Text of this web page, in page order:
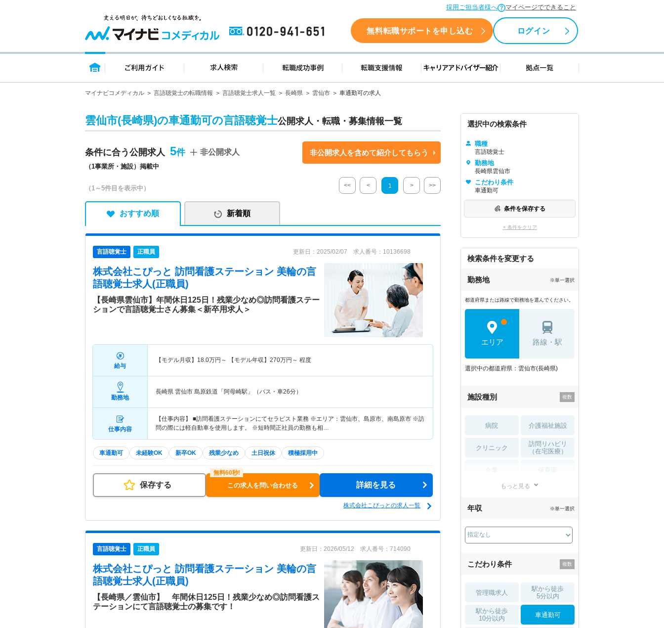
採用ご担当者様へ マイページでできること
0120-941-651 無料転職サポートを申し込む ログイン
トップページ ご利用ガイド 求人検索 転職成功事例 転職支援情報 キャリアアドバイザー紹介 拠点一覧
マイナビコメディカル 言語聴覚士の転職情報 言語聴覚士求人一覧 長崎県 雲仙市 車通勤可の求人
雲仙市(長崎県)の車通勤可の言語聴覚士公開求人・転職・募集情報一覧
条件に合う公開求人 5
（1事業所・施設）掲載中
非公開求人 非公開求人を含めて紹介してもらう
（1～5件目を表示中） << < 1 > >>
おすすめ順 新着順
言語聴覚士 正職員 更新日：2025/02/07 求人番号：10136698
株式会社こぴっと 訪問看護ステーション 美輪の言
語聴覚士求人(正職員)
【長崎県雲仙市】年間休日125日！残業少なめ◎訪問看護ステー
ションで言語聴覚士さん募集＜新卒用求人＞
給与
【モデル月収】 18.0万円～ 【モデル年収】 270万円～ 程度
勤務地
長崎県 雲仙市 島原鉄道「阿母崎駅」（バス・車26分）
仕事内容
【仕事内容】 ■訪問看護ステーションにてセラピスト業務 ※エリア：雲仙市、島原市、南島原市 ※訪
問の際には軽自動車を使用します。 ※短時間正社員の勤務も相…
車通勤可 未経験OK 新卒OK 残業少なめ 土日祝休 積極採用中
保存する この求人を問い合わせる 詳細を見る
株式会社こぴっとの求人一覧
言語聴覚士 正職員 更新日：2026/05/12 求人番号：714090
株式会社こぴっと 訪問看護ステーション 美輪の言
語聴覚士求人(正職員)
【長崎県／雲仙市】 年間休日125日！残業少なめ◎訪問看護ス
テーションにて言語聴覚士の募集です！
選択中の検索条件
職種
言語聴覚士
勤務地
長崎県雲仙市
こだわり条件
車通勤可
条件を保存する
× 条件をクリア
検索条件を変更する
勤務地 ※単一選択
都道府県または路線で勤務地を選んでください。
エリア 路線・駅
選択中の都道府県：雲仙市(長崎県)
施設種別
病院 介護福祉施設
クリニック
訪問リハビリ
（在宅医療）
薬局・
もっと見る
年収 ※単一選択
こだわり条件
管理職求人
駅から徒歩
5分以内
駅から徒歩
10分以内
車通勤可